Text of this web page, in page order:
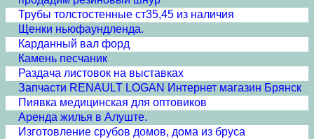
Трубы толстостенные ст35,45 из наличия
Щенки ньюфаундленда.
Карданный вал форд
Камень песчаник
Раздача листовок на выставках
Запчасти RENAULT LOGAN Интернет магазин Брянск
Пиявка медицинская для оптовиков
Аренда жилья в Алуште.
Изготовление срубов домов, дома из бруса